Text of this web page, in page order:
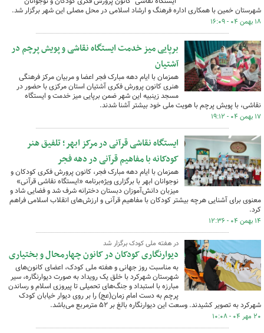
شهرستان خمین با همکاری اداره فرهنگ و ارشاد اسلامی در محل مصلی این شهر برگزار شد.
۱۸ بهمن ۰۴ - ۱۶:۰۹
برپایی میز خدمت ایستگاه نقاشی و پویش پرچم در
آشتیان
همزمان با ایام دهه مبارک فجر اعضا و مربیان مرکز فرهنگی
هنری کانون پرورش فکری آشتیان استان مرکزی با حضور در
مسجد زینبیه این شهر ضمن برپایی میز خدمت و ایستگاه
نقاشی، با پویش پرچم با هویت ملی خود بیشتر آشنا شدند.
۱۷ بهمن ۰۴ - ۱۹:۱۲
ایستگاه نقاشی قرآنی در مرکز ابهر؛ تلفیق هنر
کودکانه با مفاهیم قرآنی در دهه فجر
همزمان با ایام دهه مبارک فجر، کانون پرورش فکری کودکان و
نوجوانان ابهر با برگزاری ویژه‌برنامه «ایستگاه نقاشی قرآنی»
میزبان دانش‌آموزان دبستان دخترانه شرف شد و فضایی شاد و
معنوی برای آشنایی هرچه بیشتر کودکان با مفاهیم قرآنی و ارزش‌های انقلاب اسلامی فراهم
کرد.
۱۴ بهمن ۰۴ - ۱۲:۳۶
در هفته ملی کودک برگزار شد
دیوارنگاری کودکان در کانون چهارمحال و بختیاری
به مناسبت روز جهانی و هفته ملی کودک، اعضای کانون‌های
شهرستان شهرکرد با خلق یک رویداد به صورت دیوارنگاره، سیر
مبارزه با استبداد و جنگ‌های تحمیلی تا پیروزی اسلام و رساندن
پرچم به دست امام زمان(عج) را بر روی دیوار خیابان کودک
شهرکرد به تصویر کشیدند. وسعت این دیوارنگاره بالغ بر ۵۲ مترمربع می‌باشد.
۲۰ مهر ۰۴ - ۱۰:۰۸